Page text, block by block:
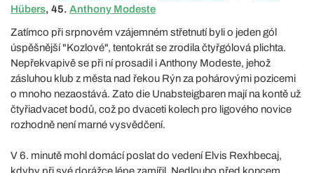
Hübers, 45. Anthony Modeste
Zatímco při srpnovém vzájemném střetnutí byli o jeden gól
úspěšnější "Kozlové", tentokrát se zrodila čtyřgólová plichta.
Nepřekvapivě se při ní prosadil i Anthony Modeste, jehož
zásluhou klub z města nad řekou Rýn za pohárovými pozicemi
o mnoho nezaostává. Zato die Unabsteigbaren mají na kontě už
čtyřiadvacet bodů, což po dvaceti kolech pro ligového novice
rozhodně není marné vysvědčení.
V 6. minutě mohl domácí poslat do vedení Elvis Rexhbecaj,